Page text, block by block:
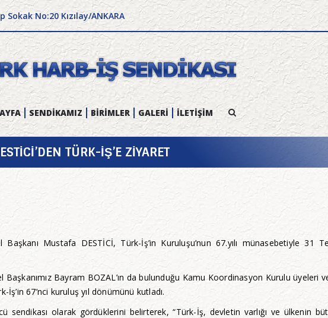
Sokak No:20 Kızılay/ANKARA
SENDİKAMIZ BİRİMLER GALERİ İLETİŞİM
TÜRK-İŞ’E ZİYARET
Mustafa DESTİCİ, Türk-İş’in Kuruluşu’nun 67.yılı münasebetiyle 31
Başkanımız Bayram BOZAL’ın da bulunduğu Kamu Koordinasyon Kurulu üyeleri
İş’in 67’nci kuruluş yıl dönümünü kutladı.
sendikası olarak gördüklerini belirterek, “Türk-İş, devletin varlığı ve ülkenin